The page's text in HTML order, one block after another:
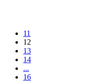
11
12
13
14
...
16